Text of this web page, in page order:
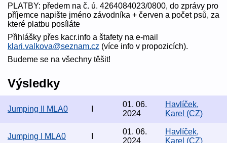
PLATBY: předem na č. ú. 4264084023/0800, do zprávy pro
příjemce napište jméno závodníka + červen a počet psů, za
které platbu posíláte
Přihlášky přes kacr.info a štafety na e-mail
klari.valkova@seznam.cz (více info v propozicích).
Budeme se na všechny těšit!
Výsledky
Jumping II MLA0
01. 06.
2024
Havlíček,
Karel (CZ)
Jumping I MLA0
01. 06.
2024
Havlíček,
Karel (CZ)